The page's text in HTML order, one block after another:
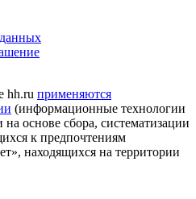
hh.ru применяются
(информационные технологии
основе сбора, систематизации
к предпочтениям
находящихся на территории